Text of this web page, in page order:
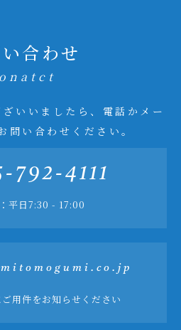
合わせ
いいましたら、電話かメー
問い合わせください。
792-4111
平日7:30 - 17:00
用件をお知らせください